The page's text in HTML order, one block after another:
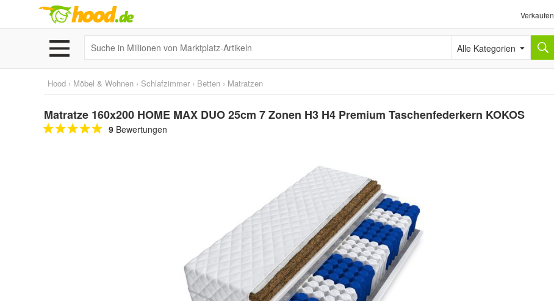
Verkaufen
Alle Kategorien
Hood › Möbel & Wohnen › Schlafzimmer › Betten › Matratzen
Matratze 160x200 HOME MAX DUO 25cm 7 Zonen H3 H4 Premium Taschenfederkern KOKOS
9 Bewertungen